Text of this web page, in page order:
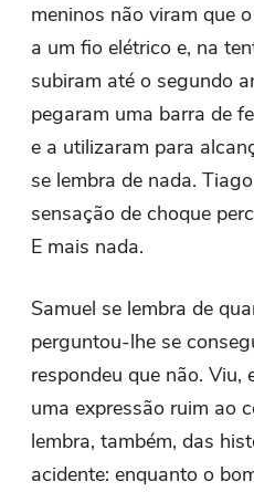
meninos não viram que
a um fio elétrico e, na
subiram até o segundo
pegaram uma barra de
e a utilizaram para
se lembra de nada.
sensação de choque
E mais nada.
Samuel se lembra de
perguntou-lhe se
respondeu que não. Viu,
uma expressão ruim ao
lembra, também, das
acidente: enquanto o